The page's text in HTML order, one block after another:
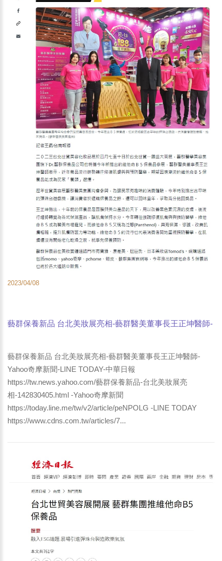
2023/04/08
藝群保養新品 台北美妝展亮相-藝群醫美董事長王正坤醫師-
藝群保養新品 台北美妝展亮相-藝群醫美董事長王正坤醫師-
Yahoo奇摩新聞-LINE TODAY-中華日報
https://tw.news.yahoo.com/藝群保養新品-台北美妝展亮
相-142830405.html -Yahoo奇摩新聞
https://today.line.me/tw/v2/article/peNPOLG -LINE TODAY
https://www.cdns.com.tw/articles/7...